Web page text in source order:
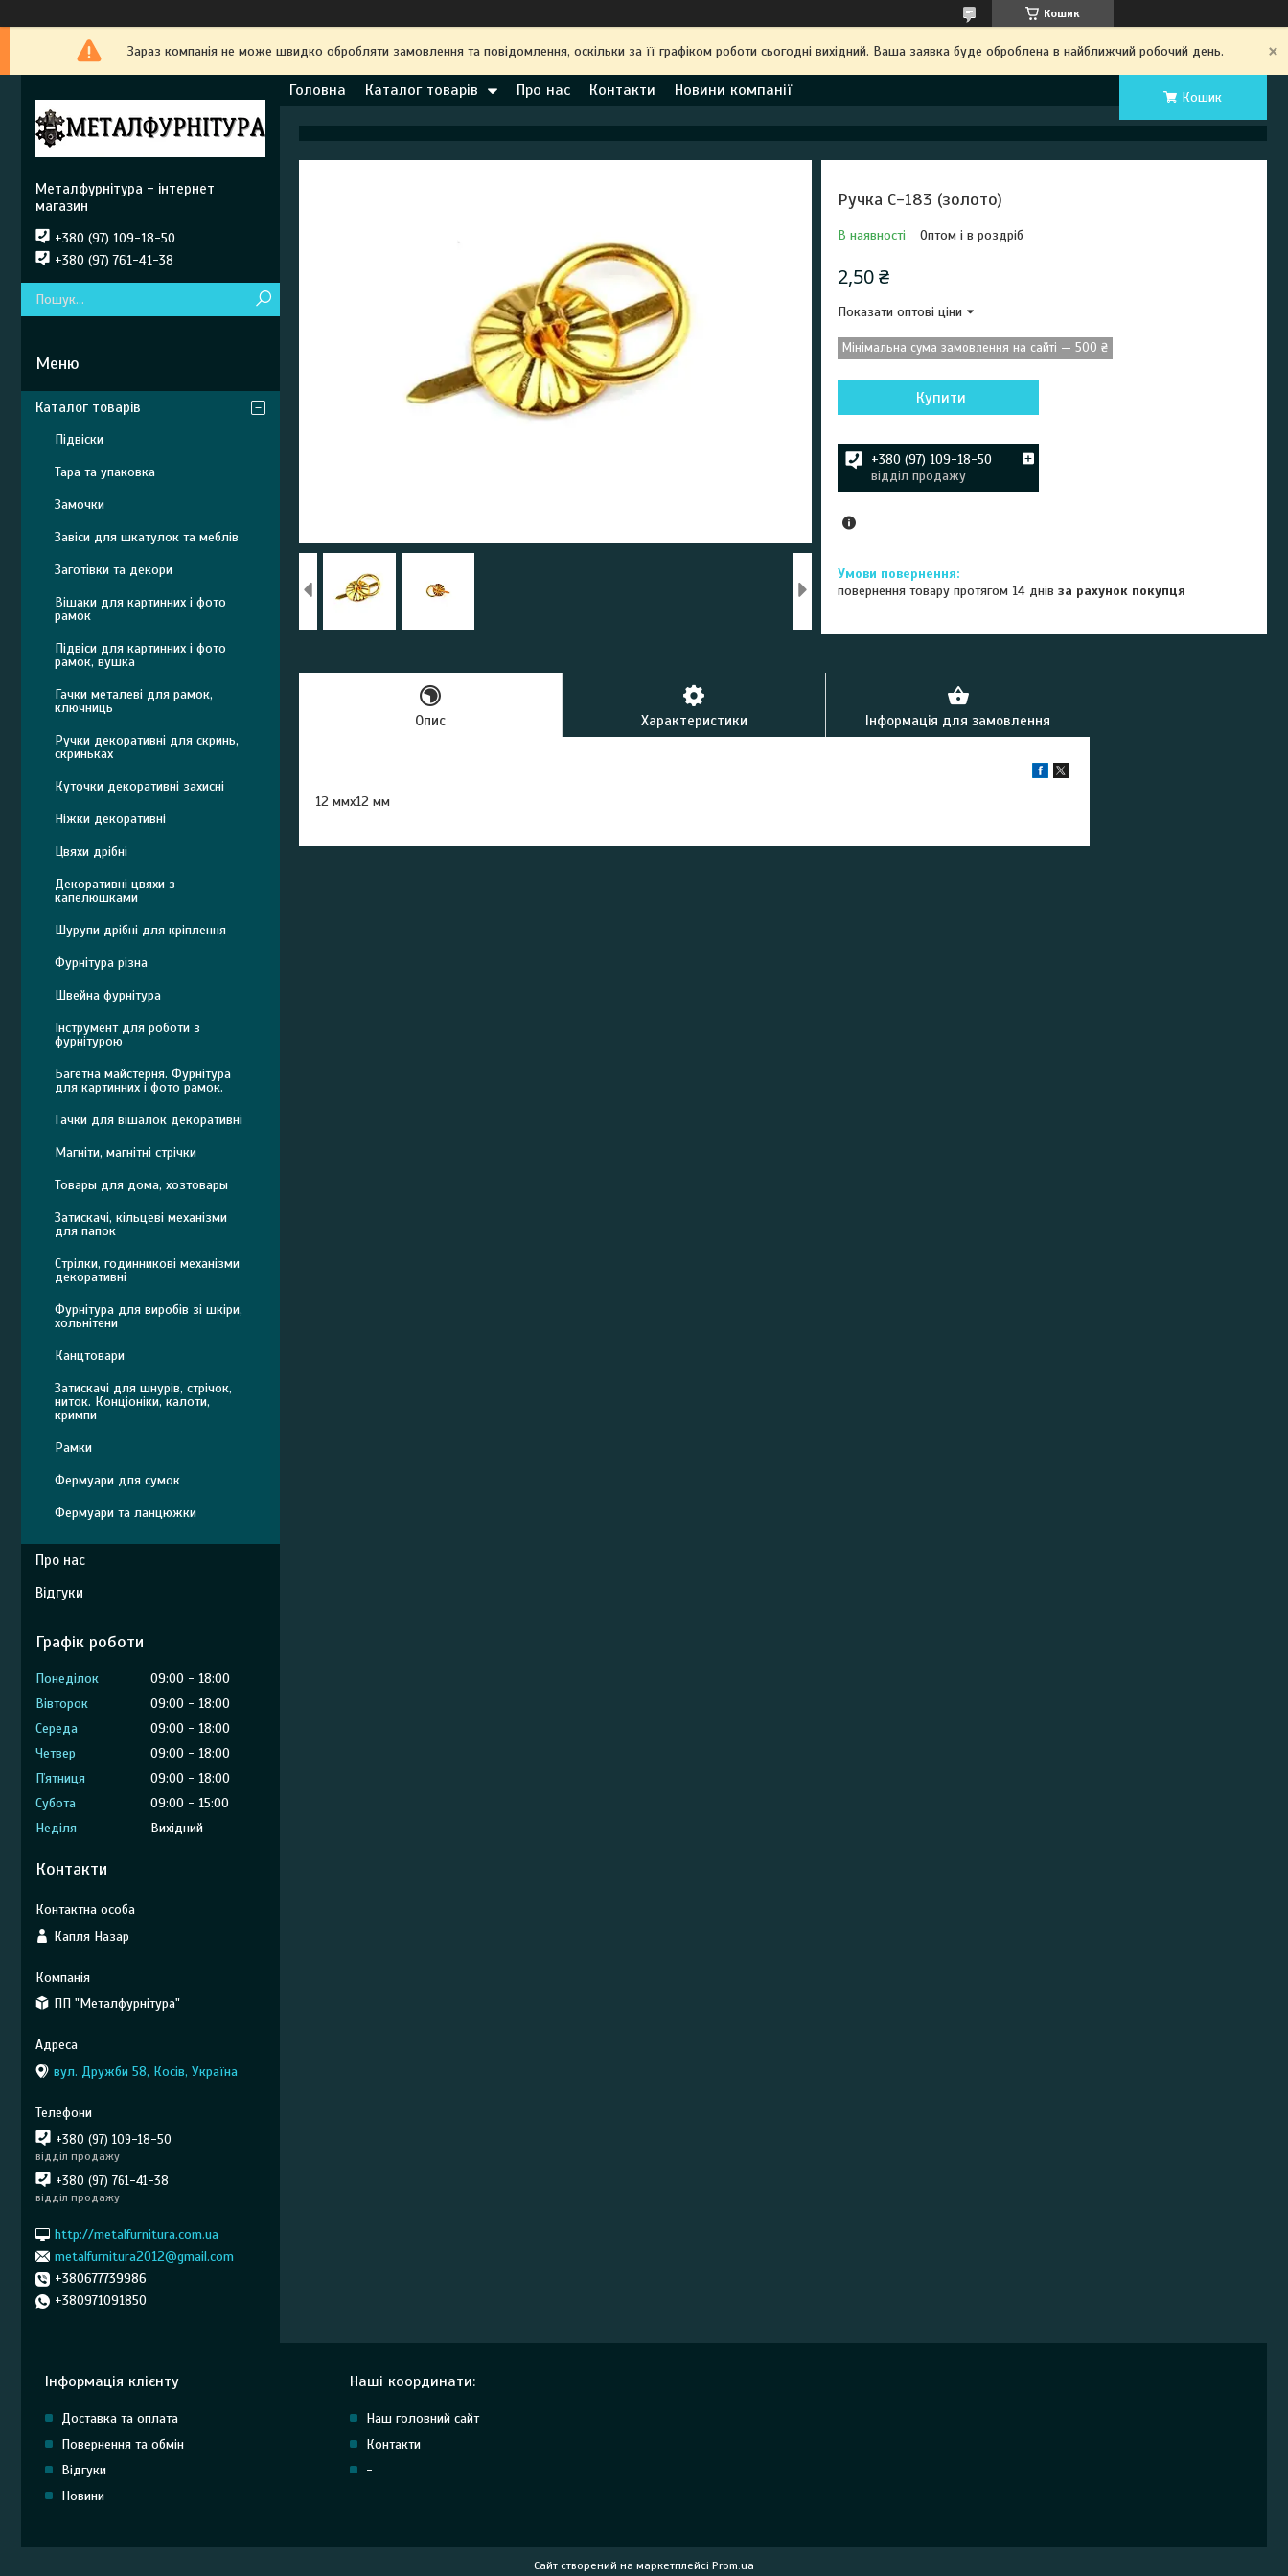
Кошик
Зараз компанія не може швидко обробляти замовлення та повідомлення, оскільки за її графіком роботи сьогодні вихідний. Ваша заявка буде оброблена в найближчий робочий день.
Головна Каталог товарів Про нас Контакти Новини компанії Кошик
Ручка С-183 (золото)
В наявності Оптом і в роздріб
2,50 ₴
Показати оптові ціни
Мінімальна сума замовлення на сайті — 500 ₴
Купити
+380 (97) 109-18-50
відділ продажу
повернення товару протягом 14 днівза рахунок покупця
Опис Характеристики Інформація для замовлення
12 ммх12 мм
Металфурнітура - інтернет
магазин
+380 (97) 109-18-50
+380 (97) 761-41-38
Каталог товарів
Підвіски
Тара та упаковка
Замочки
Завіси для шкатулок та меблів
Заготівки та декори
Вішаки для картинних і фото
рамок
Підвіси для картинних і фото
рамок, вушка
Гачки металеві для рамок,
ключниць
Ручки декоративні для скринь,
скриньках
Куточки декоративні захисні
Ніжки декоративні
Цвяхи дрібні
Декоративні цвяхи з
капелюшками
Шурупи дрібні для кріплення
Фурнітура різна
Швейна фурнітура
Інструмент для роботи з
фурнітурою
Багетна майстерня. Фурнітура
для картинних і фото рамок.
Гачки для вішалок декоративні
Магніти, магнітні стрічки
Товары для дома, хозтовары
Затискачі, кільцеві механізми
для папок
Стрілки, годинникові механізми
декоративні
Фурнітура для виробів зі шкіри,
хольнітени
Канцтовари
Затискачі для шнурів, стрічок,
ниток. Конціоніки, калоти,
кримпи
Рамки
Фермуари для сумок
Фермуари та ланцюжки
Про нас
Відгуки
Графік роботи
Понеділок 09:00
18:00
Вівторок
09:00
18:00
Середа
09:00
18:00
Четвер
09:00
18:00
Пʼятниця
09:00
18:00
Субота
09:00
15:00
Неділя
Вихідний
Контакти
Капля Назар
ПП "Металфурнітура"
вул. Дружби 58, Косів, Україна
+380 (97) 109-18-50
відділ продажу
+380 (97) 761-41-38
відділ продажу
http://metalfurnitura.com.ua
metalfurnitura2012@gmail.com
+380677739986
+380971091850
Інформація клієнту
Доставка та оплата
Повернення та обмін
Відгуки
Новини
Наші координати:
Наш головний сайт
Контакти
-
Сайт створений на маркетплейсі Prom.ua